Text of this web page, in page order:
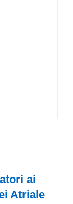
ai
Atriale